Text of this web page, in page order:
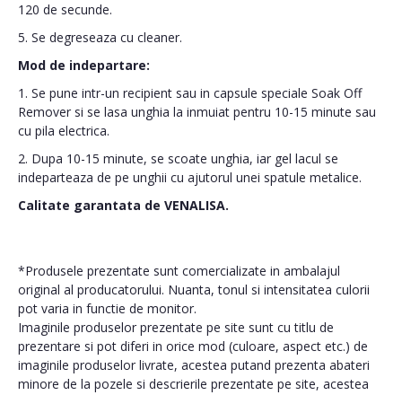
120 de secunde.
5. Se degreseaza cu cleaner.
Mod de indepartare:
1. Se pune intr-un recipient sau in capsule speciale Soak Off
Remover si se lasa unghia la inmuiat pentru 10-15 minute sau
cu pila electrica.
2. Dupa 10-15 minute, se scoate unghia, iar gel lacul se
indeparteaza de pe unghii cu ajutorul unei spatule metalice.
Calitate garantata de VENALISA.
*Produsele prezentate sunt comercializate in ambalajul
original al producatorului. Nuanta, tonul si intensitatea culorii
pot varia in functie de monitor.
Imaginile produselor prezentate pe site sunt cu titlu de
prezentare si pot diferi in orice mod (culoare, aspect etc.) de
imaginile produselor livrate, acestea putand prezenta abateri
minore de la pozele si descrierile prezentate pe site, acestea